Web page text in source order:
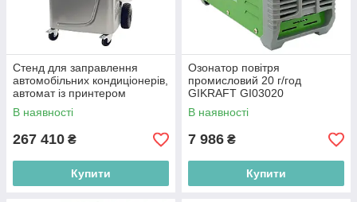
Стенд для заправлення
автомобільних кондиціонерів,
автомат із принтером
ROBINAIR AC790PRO
В наявності
267 410 ₴
Купити
Озонатор повітря
промисловий 20 г/год
GIKRAFT GI03020
В наявності
7 986 ₴
Купити